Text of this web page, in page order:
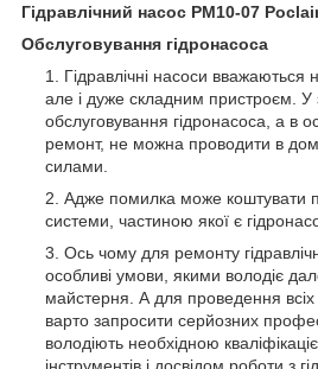
Гідравлічний насос PM10-07
Обслуговування гідронасоса
Гідравлічні насоси вважаються
але і дуже складним пристроєм. У
обслуговування гідронасоса, а в
ремонт, не можна проводити в
силами.
Адже помилка може коштувати
системи, частиною якої є
Ось чому для ремонту
особливі умови, якими володіє
майстерня. А для проведення
варто запросити серйозних
володіють необхідною
інструментів і досвідом роботи з